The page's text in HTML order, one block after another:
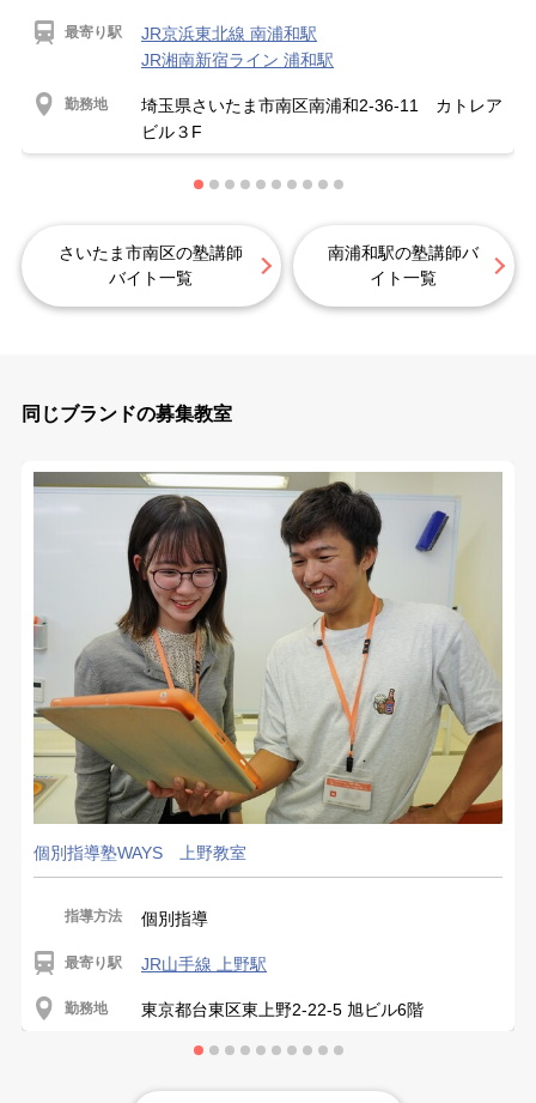
最寄り駅
JR京浜東北線 南浦和駅
JR湘南新宿ライン 浦和駅
勤務地
埼玉県さいたま市南区南浦和2-36-11 カトレア
ビル３F
さいたま市南区の塾講師
バイト一覧
南浦和駅の塾講師バ
イト一覧
同じブランドの募集教室
個別指導塾WAYS 上野教室
指導方法 個別指導
最寄り駅 JR山手線 上野駅
勤務地 東京都台東区東上野2-22-5 旭ビル6階